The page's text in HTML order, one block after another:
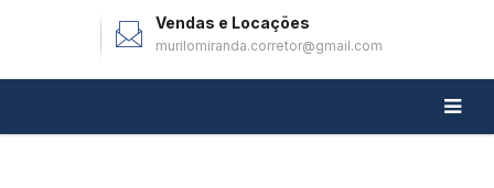
Vendas e Locações
murilomiranda.corretor@gmail.com